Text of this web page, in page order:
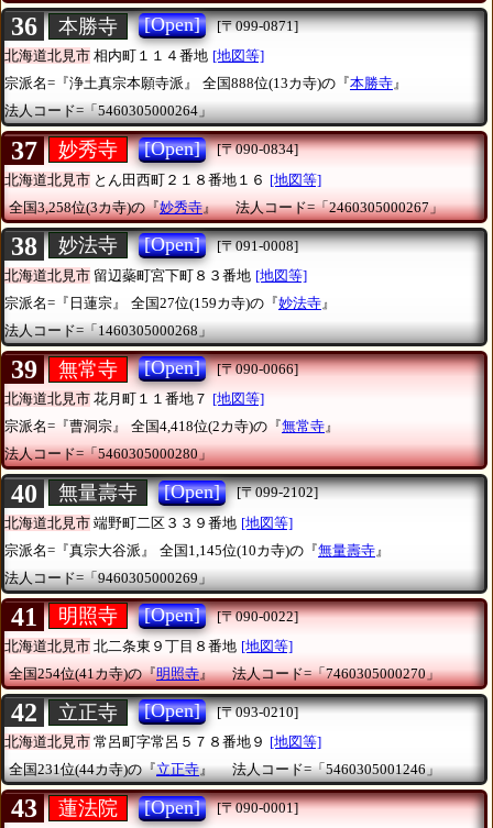
36 本勝寺 [Open]
[〒099-0871]
北海道北見市 相内町１１４番地 [地図等]
宗派名=『浄土真宗本願寺派』
全国888位(13カ寺)の『本勝寺』
法人コード=「5460305000264」
37 妙秀寺 [Open]
[〒090-0834]
北海道北見市 とん田西町２１８番地１６ [地図等]
全国3,258位(3カ寺)の『妙秀寺』 法人コード=「2460305000267」
38 妙法寺 [Open]
[〒091-0008]
北海道北見市 留辺蘂町宮下町８３番地 [地図等]
宗派名=『日蓮宗』
全国27位(159カ寺)の『妙法寺 』
法人コード=「1460305000268」
39 無常寺 [Open]
[〒090-0066]
北海道北見市 花月町１１番地７ [地図等]
宗派名=『曹洞宗』
全国4,418位(2カ寺)の『無常寺』
法人コード=「5460305000280」
40 無量壽寺 [Open]
[〒099-2102]
北海道北見市 端野町二区３３９番地 [地図等]
宗派名=『真宗大谷派』
全国1,145位(10カ寺)の『無量壽寺 』
法人コード=「9460305000269」
41 明照寺 [Open]
[〒090-0022]
北海道北見市 北二条東９丁目８番地 [地図等]
全国254位(41カ寺)の『明照寺』 法人コード=「7460305000270」
42 立正寺 [Open]
[〒093-0210]
北海道北見市 常呂町字常呂５７８番地９ [地図等]
全国231位(44カ寺)の『立正寺』 法人コード=「5460305001246」
43 蓮法院 [Open]
[〒090-0001]